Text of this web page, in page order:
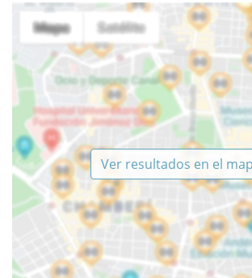
Ver resultados en el